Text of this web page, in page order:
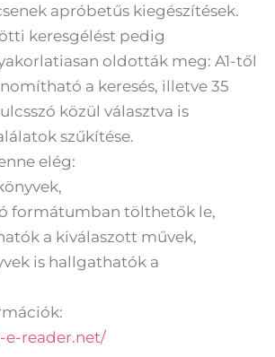
apróbetűs kiegészítések.
keresgélést pedig
oldották meg: A1-től
a keresés, illetve 35
közül választva is
szűkítése.
elég:
formátumban tölthetők le,
a kiválaszott művek,
is hallgathatók a
e-reader.net/